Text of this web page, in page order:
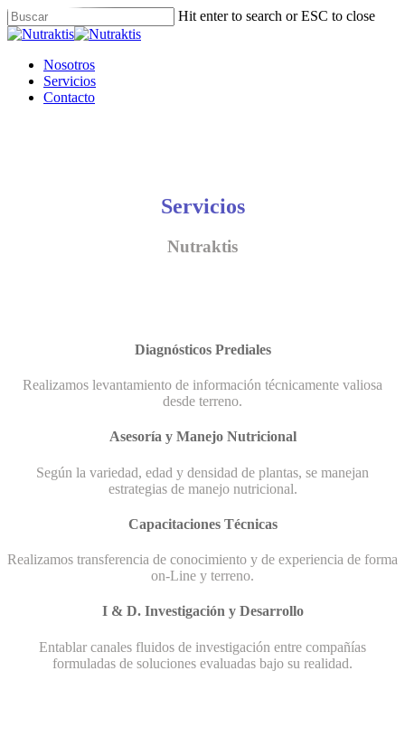
Skip
to
content
Hit enter to search or ESC to close
Close
Menu
Nosotros
Servicios
Contacto
Servicios
Nutraktis
Diagnósticos Prediales
Realizamos levantamiento de información técnicamente valiosa
desde terreno.
Asesoría y Manejo Nutricional
Según la variedad, edad y densidad de plantas, se manejan
estrategias de manejo nutricional.
Capacitaciones Técnicas
Realizamos transferencia de conocimiento y de experiencia de forma
on-Line y terreno.
I & D. Investigación y Desarrollo
Entablar canales fluidos de investigación entre compañías
formuladas de soluciones evaluadas bajo su realidad.